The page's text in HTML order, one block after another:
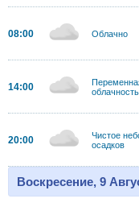
08:00 Облачно
14:00
облачность
20:00
Чистое
осадков
Воскресение, 9